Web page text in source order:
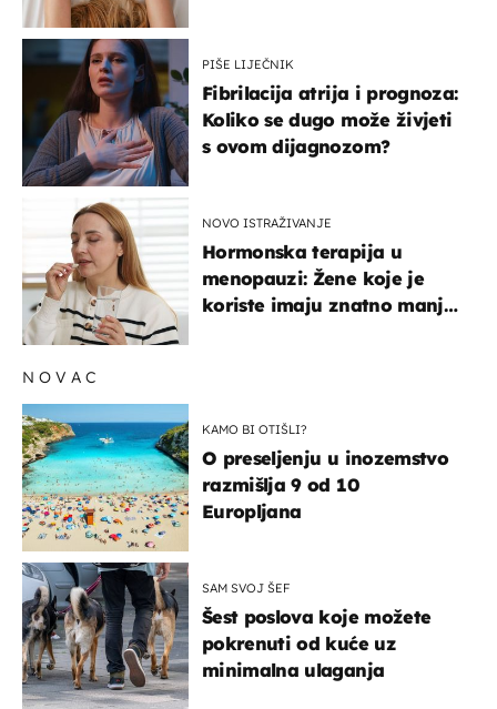
PIŠE LIJEČNIK
Fibrilacija atrija i prognoza:
Koliko se dugo može živjeti
s ovom dijagnozom?
NOVO ISTRAŽIVANJE
Hormonska terapija u
menopauzi: Žene koje je
koriste imaju znatno manji
NOVAC
KAMO BI OTIŠLI?
O preseljenju u inozemstvo
razmišlja 9 od 10
Europljana
SAM SVOJ ŠEF
Šest poslova koje možete
pokrenuti od kuće uz
minimalna ulaganja